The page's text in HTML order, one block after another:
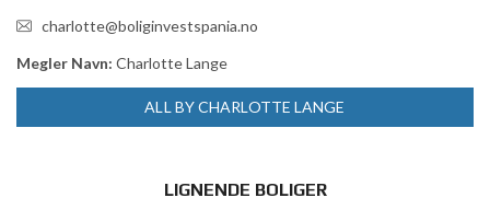
charlotte@boliginvestspania.no
Megler Navn: Charlotte Lange
ALL BY CHARLOTTE LANGE
LIGNENDE BOLIGER